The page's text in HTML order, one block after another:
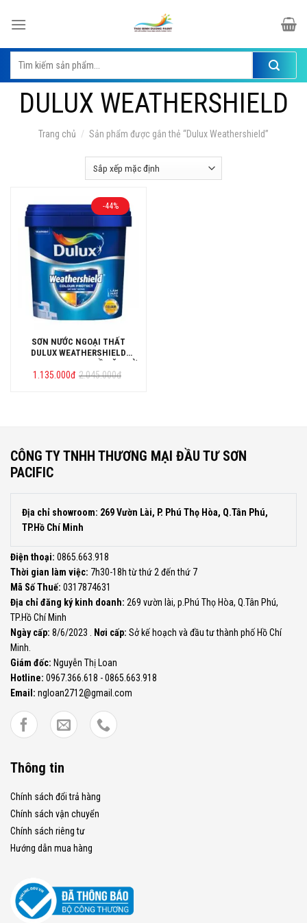
Tìm
kiếm:
DULUX WEATHERSHIELD
Trang chủ / Sản phẩm được gắn thẻ “Dulux Weathershield”
-44%
SƠN NƯỚC NGOẠI THẤT
DULUX WEATHERSHIELD
COLOUR PROTECH BỀ MẶT MỜ
THÙNG 5L2.045.000đ
Giá
1.135.000đ Giá
CÔNG TY TNHH THƯƠNG MẠI ĐẦU TƯ SƠN
PACIFIC
Địa chỉ showroom: 269 Vườn Lài, P. Phú Thọ Hòa, Q.Tân Phú,
TP.Hồ Chí Minh
Điện thoại: 0865.663.918
Thời gian làm việc: 7h30-18h từ thứ 2 đến thứ 7
Mã Số Thuế: 0317874631
Địa chỉ đăng ký kinh doanh: 269 vườn lài, p.Phú Thọ Hòa, Q.Tân Phú,
TP.Hồ Chí Minh
Ngày cấp: 8/6/2023 . Nơi cấp: Sở kế hoạch và đầu tư thành phố Hồ Chí
Minh.
Giám đốc: Nguyễn Thị Loan
Hotline: 0967.366.618 - 0865.663.918
Email: ngloan2712@gmail.com
Thông tin
Chính sách đổi trả hàng
Chính sách vận chuyển
Chính sách riêng tư
Hướng dẫn mua hàng